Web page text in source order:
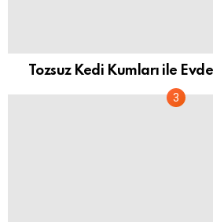
Tozsuz Kedi Kumları ile